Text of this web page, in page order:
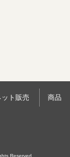
ット販売 商品
Reserved.